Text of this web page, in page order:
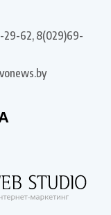
62, 8(029)69-